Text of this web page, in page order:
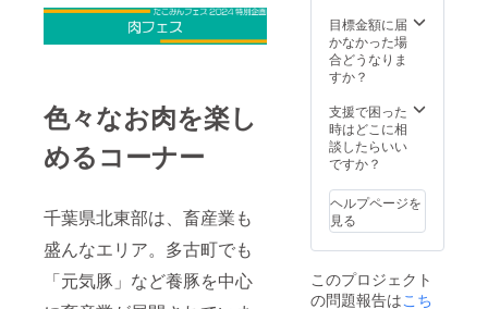
色々なお肉を楽し
めるコーナー
千葉県北東部は、畜産業も
盛んなエリア。多古町でも
「元気豚」など養豚を中心
動がメイン
の音楽事務
所やライブ
ハウス運営
に挑戦。
◯2020年コ
ロナの影響
ですべて手
放し、収入
ゼロに。離
婚も経験
ループ
に参加
してい
（１年
ごとに
自動更
新） ※
限定イ
はグ
ループ
時開催
告知し
ループ
に参加
してい
（１年
ごとに
自動更
新） ※
限定イ
ベント
はグ
ループ
時開催
告知し
慮くだ
さい。
【必
備考欄
に記載
お願い
いたし
ロゴ掲
載（１
年間）
だきま
す。 ※
業種と
わずPR
企業や
団体、
個人で
も可。
企業や
団体は
目標金額に届
かなかった場
合どうなりま
すか？
支援で困った
時はどこに相
談したらいい
ですか？
ヘルプページを
見る
このプロジェクト
の問題報告はこち